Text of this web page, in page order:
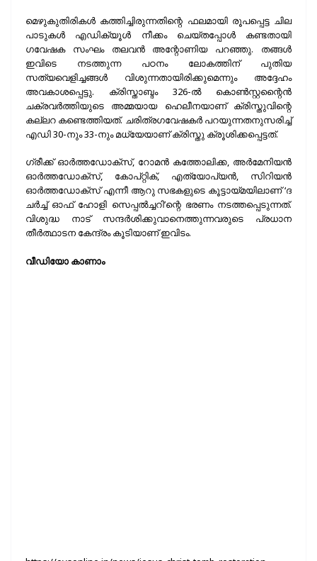
മെഴുകുതിരികള്‍ കത്തിച്ചിരുന്നതിന്റെ ഫലമായി രൂപപ്പെട്ട ചില
പാടുകള്‍ എഡിക്യൂള്‍ നീക്കം ചെയ്തപ്പോള്‍ കണ്ടതായി
ഗവേഷക സംഘം തലവന്‍ അന്റോണിയ പറഞ്ഞു. തങ്ങള്‍
ഇവിടെ നടത്തുന്ന പഠനം ലോകത്തിന് പുതിയ
സത്യവെളിച്ചങ്ങള്‍ വിശുന്നതായിരിക്കുമെന്നും അദ്ദേഹം
അവകാശപ്പെട്ടു. ക്രിസ്താബ്ദം 326-ല്‍ കൊണ്‍സ്റ്റന്റൈന്‍
ചക്രവര്‍ത്തിയുടെ അമ്മയായ ഹെലീനയാണ് ക്രിസ്തുവിന്റെ
കല്ലറ കണ്ടെത്തിയത്. ചരിത്രഗവേഷകര്‍ പറയുന്നതനുസരിച്ച്
എഡി 30-നും 33-നും മധ്യേയാണ് ക്രിസ്തു ക്രൂശിക്കപ്പെട്ടത്.
ഗ്രീക്ക് ഓര്‍ത്തഡോക്‌സ്, റോമന്‍ കത്തോലിക്ക, അര്‍മേനിയന്‍
ഓര്‍ത്തഡോക്‌സ്, കോപ്റ്റിക്, എത്യോപ്യന്‍, സിറിയന്‍
ഓര്‍ത്തഡോക്‌സ് എന്നീ ആറു സഭകളുടെ കൂട്ടായ്മയിലാണ് ‘ദ
ചര്‍ച്ച് ഓഫ് ഹോളി സെപ്പല്‍ച്ചറി’ന്റെ ഭരണം നടത്തപ്പെടുന്നത്.
വിശുദ്ധ നാട് സന്ദര്‍ശിക്കുവാനെത്തുന്നവരുടെ പ്രധാന
തീര്‍ത്ഥാടന കേന്ദ്രം കൂടിയാണ് ഇവിടം.
വീഡിയോ കാണാം